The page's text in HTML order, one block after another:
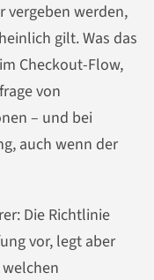
vergeben werden,
gilt. Was das
Checkout-Flow,
von
– und bei
auch wenn der
Die Richtlinie
vor, legt aber